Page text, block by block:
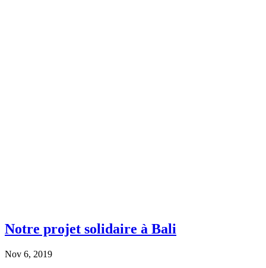
Notre projet solidaire à Bali
Nov 6, 2019